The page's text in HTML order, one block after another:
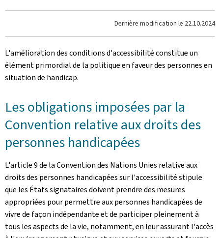
Dernière modification le 22.10.2024
L'amélioration des conditions d'accessibilité constitue un
élément primordial de la politique en faveur des personnes en
situation de handicap.
Les obligations imposées par la
Convention relative aux droits des
personnes handicapées
L'article 9 de la Convention des Nations Unies relative aux
droits des personnes handicapées sur l'accessibilité stipule
que les États signataires doivent prendre des mesures
appropriées pour permettre aux personnes handicapées de
vivre de façon indépendante et de participer pleinement à
tous les aspects de la vie, notamment, en leur assurant l'accès